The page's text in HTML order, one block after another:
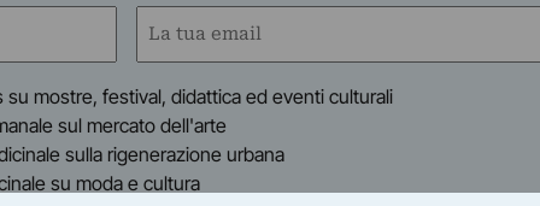
Email
su mostre, festival, didattica ed eventi culturali
sul mercato dell'arte
sulla rigenerazione urbana
su moda e cultura